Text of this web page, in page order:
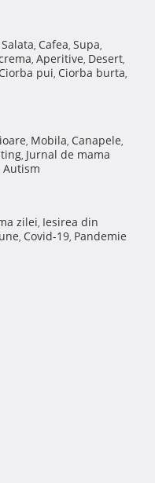
Salata, Cafea, Supa,
, Aperitive, Desert,
Ciorba pui, Ciorba burta,
, Mobila, Canapele,
, Jurnal de mama
Autism
zilei, Iesirea din
, Covid-19, Pandemie